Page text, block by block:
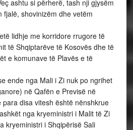
ashtu si përherë, tash nji gjysëm
fjalë, shovinizëm dhe vetëm
lidhje me korridore rrugore të
të Shqiptarëve të Kosovës dhe të
e komunave të Plavës e të
ende nga Mali i Zi nuk po ngrihet
në Qafën e Previsë në
para disa vitesh është nënshkrue
nga kryeministri i Malit të Zi
kryeministri i Shqipërisë Sali